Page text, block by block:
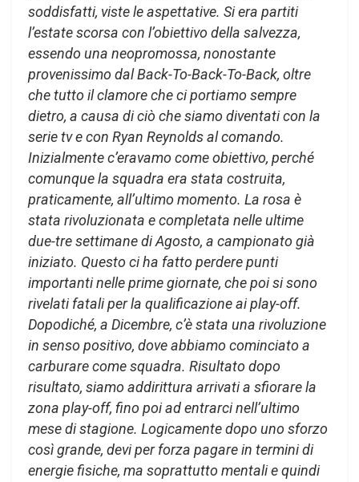
soddisfatti, viste le aspettative. Si era partiti
l’estate scorsa con l’obiettivo della salvezza,
essendo una neopromossa, nonostante
provenissimo dal Back-To-Back-To-Back, oltre
che tutto il clamore che ci portiamo sempre
dietro, a causa di ciò che siamo diventati con la
serie tv e con Ryan Reynolds al comando.
Inizialmente c’eravamo come obiettivo, perché
comunque la squadra era stata costruita,
praticamente, all’ultimo momento. La rosa è
stata rivoluzionata e completata nelle ultime
due-tre settimane di Agosto, a campionato già
iniziato. Questo ci ha fatto perdere punti
importanti nelle prime giornate, che poi si sono
rivelati fatali per la qualificazione ai play-off.
Dopodiché, a Dicembre, c’è stata una rivoluzione
in senso positivo, dove abbiamo cominciato a
carburare come squadra. Risultato dopo
risultato, siamo addirittura arrivati a sfiorare la
zona play-off, fino poi ad entrarci nell’ultimo
mese di stagione. Logicamente dopo uno sforzo
così grande, devi per forza pagare in termini di
energie fisiche, ma soprattutto mentali e quindi